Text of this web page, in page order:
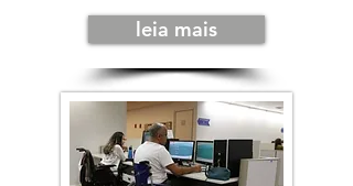
leia mais